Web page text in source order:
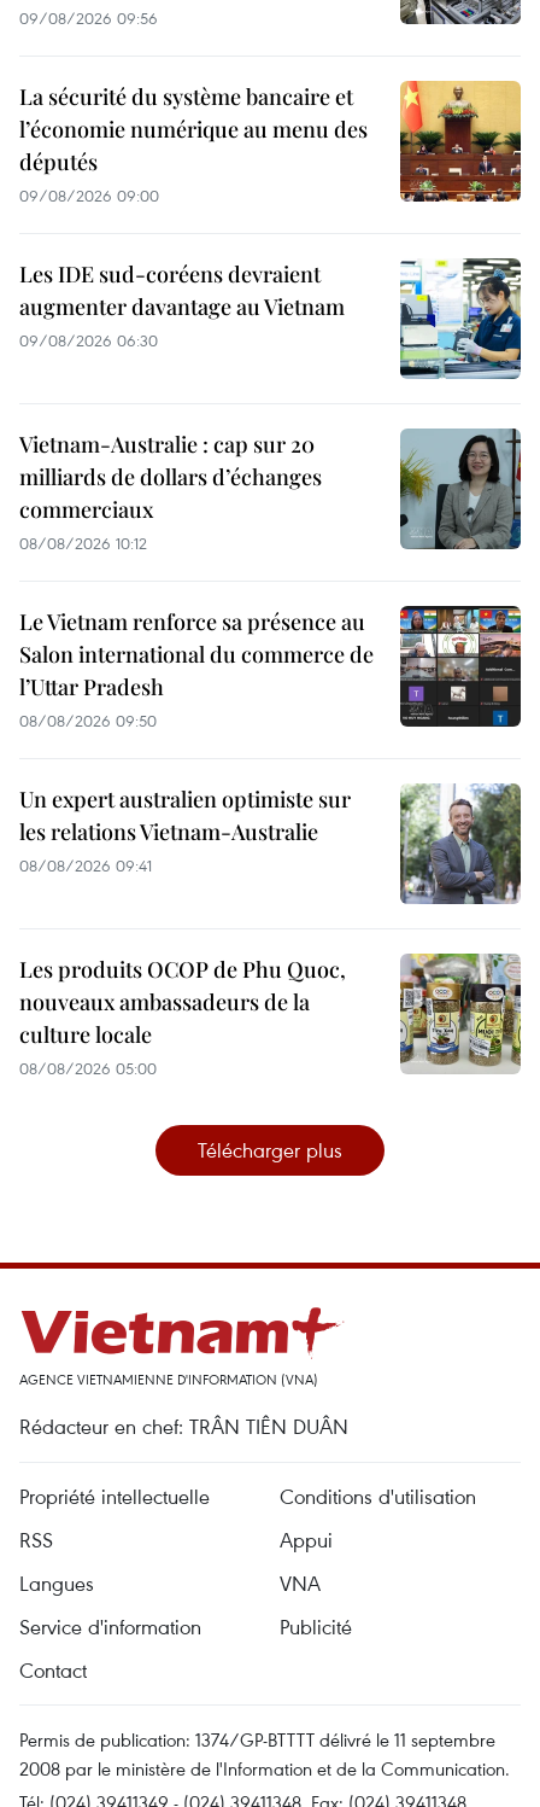
09/08/2026 09:56
La sécurité du système bancaire et
l’économie numérique au menu des
députés
09/08/2026 09:00
Les IDE sud-coréens devraient
augmenter davantage au Vietnam
09/08/2026 06:30
Vietnam-Australie : cap sur 20
milliards de dollars d’échanges
commerciaux
08/08/2026 10:12
Le Vietnam renforce sa présence au
Salon international du commerce de
l’Uttar Pradesh
08/08/2026 09:50
Un expert australien optimiste sur
les relations Vietnam-Australie
08/08/2026 09:41
Les produits OCOP de Phu Quoc,
nouveaux ambassadeurs de la
culture locale
08/08/2026 05:00
Télécharger plus
AGENCE VIETNAMIENNE D'INFORMATION (VNA)
Rédacteur en chef: TRÂN TIÊN DUÂN
Propriété intellectuelle
Conditions d'utilisation
RSS
Appui
Langues
VNA
Service d'information
Publicité
Contact
Permis de publication: 1374/GP-BTTTT délivré le 11 septembre
2008 par le ministère de l'Information et de la Communication.
Tél: (024) 39411349 - (024) 39411348, Fax: (024) 39411348